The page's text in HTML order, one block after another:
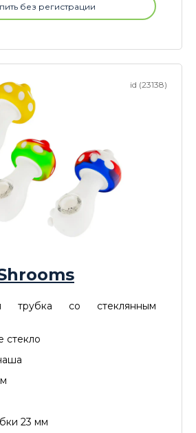
без регистрации
id (23138)
трубка со стеклянным
стекло
23 мм